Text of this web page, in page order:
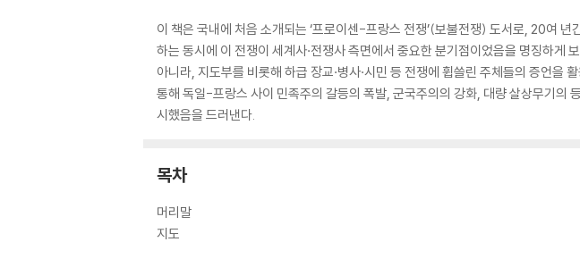
이 책은 국내에 처음 소개되는 ‘프로이센-프랑스 전쟁’(보불전쟁) 도서로, 20여
하는 동시에 이 전쟁이 세계사·전쟁사 측면에서 중요한 분기점이었음을 명징하게
아니라, 지도부를 비롯해 하급 장교·병사·시민 등 전쟁에 휩쓸린 주체들의 증언을
통해 독일-프랑스 사이 민족주의 갈등의 폭발, 군국주의의 강화, 대량 살상무기의
시했음을 드러낸다.
목차
머리말
지도